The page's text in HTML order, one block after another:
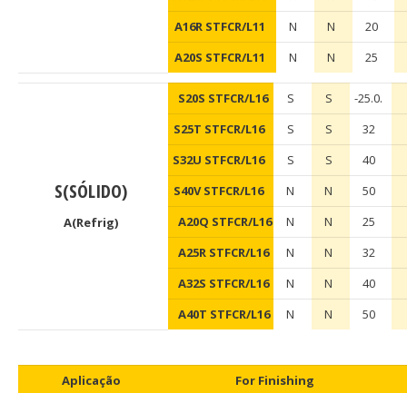
A16R STFCR/L11
N N
20
A20S STFCR/L11
N N 25
S(SÓLIDO)
A(Refrig)
S20S STFCR/L16 S S
-25.0.
S25T STFCR/L16
S S
32
S32U STFCR/L16
S S
40
S40V STFCR/L16
N N
50
A20Q STFCR/L16
N N
25
A25R STFCR/L16
N N
32
A32S STFCR/L16
N N
40
A40T STFCR/L16
N N 50
Aplicação For Finishing